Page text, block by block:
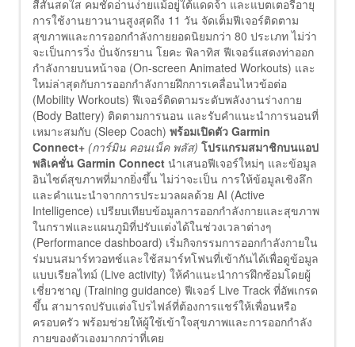
สีสันสดใส คมชัดอ่านง่ายแม้อยู่ใต้แดดจ้า และแบตเตอรี่อายุ
การใช้งานยาวนานสูงสุดถึง 11 วัน จัดเต็มฟีเจอร์ติดตาม
สุขภาพและการออกกำลังกายยอดนิยมกว่า 80 ประเภท ไม่ว่า
จะเป็นการวิ่ง ปั่นจักรยาน โยคะ พิลาทิส ฟีเจอร์แสดงท่าออก
กำลังกายบนหน้าจอ (On-screen Animated Workouts) และ
ใหม่ล่าสุดกับการออกกำลังกายฝึกการเคลื่อนไหวข้อต่อ
(Mobility Workouts) ฟีเจอร์ติดตามระดับพลังงานร่างกาย
(Body Battery) ติดตามการนอน และรับคำแนะนำการนอนที่
เหมาะสมกับ (Sleep Coach) พร้อมเปิดตัว Garmin
Connect+ (การ์มิน คอนเน็ค พลัส) โปรแกรมสมาชิกบนแอป
พลิเคชั่น Garmin Connect นำเสนอฟีเจอร์ใหม่ๆ และข้อมูล
อินไซด์สุขภาพที่มากยิ่งขึ้น ไม่ว่าจะเป็น การให้ข้อมูลเชิงลึก
และคำแนะนำจากการประมวลผลด้วย AI (Active
Intelligence) เปรียบเทียบข้อมูลการออกกำลังกายและสุขภาพ
ในกราฟและแผนภูมิที่ปรับแต่งได้ในช่วงเวลาต่างๆ
(Performance dashboard) เริ่มกิจกรรมการออกกำลังกายใน
ร่มบนสมาร์ทวอทช์และใช้สมาร์ทโฟนที่เข้ากันได้เพื่อดูข้อมูล
แบบเรียลไทม์ (Live activity) ให้คำแนะนำการฝึกซ้อมโดยผู้
เชี่ยวชาญ (Training guidance) ฟีเจอร์ Live Track ที่อัพเกรด
ขึ้น สามารถปรับแต่งโปรไฟล์ที่ต้องการแชร์ให้เพื่อนหรือ
ครอบครัว พร้อมช่วยให้ผู้ใช้เข้าใจสุขภาพและการออกกำลัง
กายของตัวเองมากกว่าที่เคย